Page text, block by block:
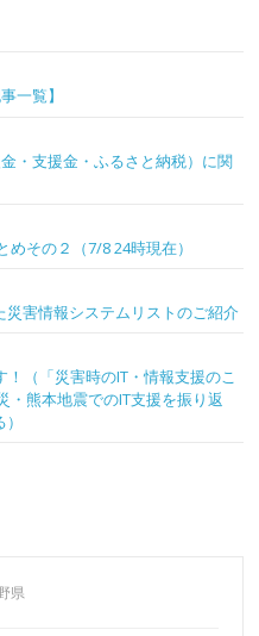
一覧】
・支援金・ふるさと納税）に関
めその２（7/8 24時現在）
害情報システムリストのご紹介
（「災害時のIT・情報支援のこ
・熊本地震でのIT支援を振り返
県